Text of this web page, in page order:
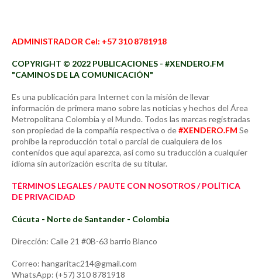
ADMINISTRADOR Cel: +57 310 8781918
COPYRIGHT © 2022 PUBLICACIONES - #XENDERO.FM
"CAMINOS DE LA COMUNICACIÓN"
Es una publicación para Internet con la misión de llevar
información de primera mano sobre las noticias y hechos del Área
Metropolitana Colombia y el Mundo. Todos las marcas registradas
son propiedad de la compañía respectiva o de#XENDERO.FM Se
prohíbe la reproducción total o parcial de cualquiera de los
contenidos que aquí aparezca, así como su traducción a cualquier
idioma sin autorización escrita de su titular.
TÉRMINOS LEGALES / PAUTE CON NOSOTROS / POLÍTICA
DE PRIVACIDAD
Cúcuta - Norte de Santander - Colombia
Dirección: Calle 21 #0B-63 barrio Blanco
Correo: hangaritac214@gmail.com
WhatsApp: (+57) 310 8781918